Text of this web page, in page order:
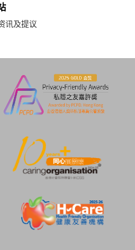
讯及提议